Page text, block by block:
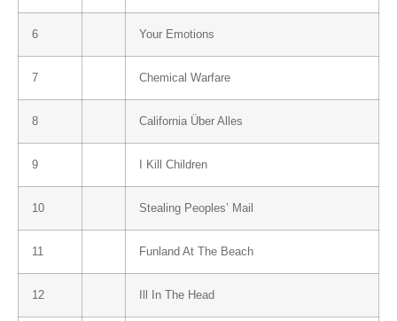
6 Your Emotions
7 Chemical Warfare
8 California Über Alles
9 I Kill Children
10 Stealing Peoples’ Mail
11 Funland At The Beach
12 Ill In The Head